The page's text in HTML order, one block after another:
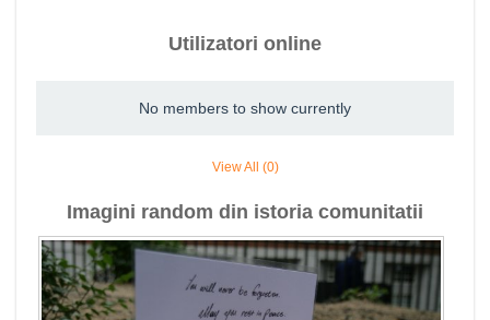
Utilizatori online
No members to show currently
View All (0)
Imagini random din istoria comunitatii